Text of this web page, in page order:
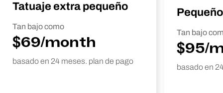
Tatuaje extra pequeño
Tan bajo como
$69/month
basado en 24 meses. plan de pago
Tan bajo
$95/
basado en